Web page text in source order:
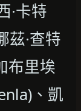
·卡特
茲·查特
布里埃
、凱